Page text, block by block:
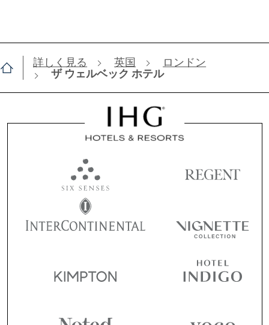
詳しく見る 英国
ロンドン
ザ ウェルベック ホテル